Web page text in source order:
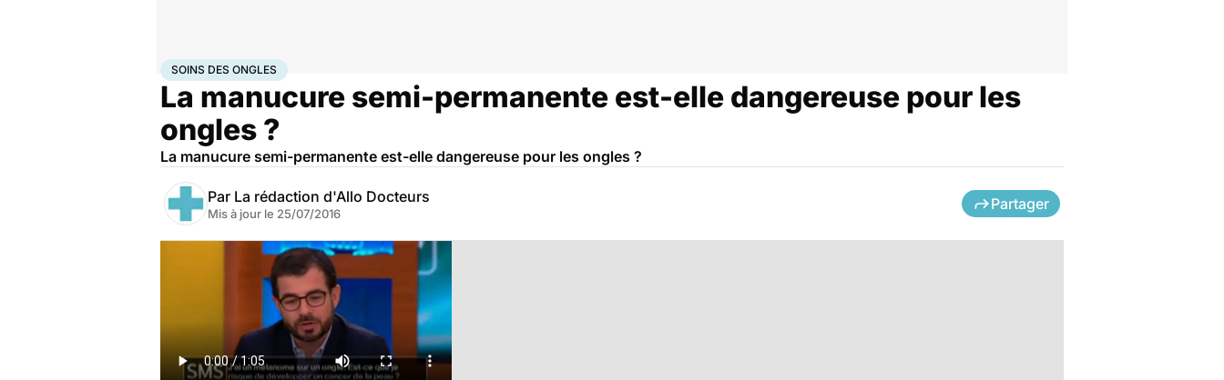
AccueilSanté Soins des ongles
SOINS DES ONGLES
La manucure semi-permanente est-elle dangereuse pour les
ongles ?
La manucure semi-permanente est-elle dangereuse pour les ongles ?
Par La rédaction d'Allo Docteurs
Mis à jour le 25/07/2016
Partager